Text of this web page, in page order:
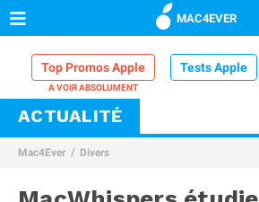
MAC4EVER
Top Promos Apple Tests Apple
VPN Mac
Comparatif iPhone
ACTUALITÉ
Mac4Ever Divers